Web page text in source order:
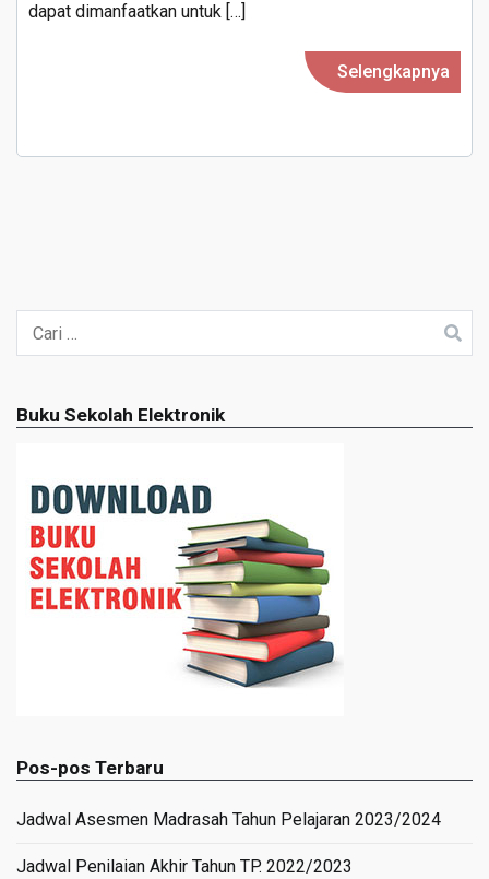
dapat dimanfaatkan untuk […]
Selengkapnya
Cari
untuk:
Buku Sekolah Elektronik
Pos-pos Terbaru
Jadwal Asesmen Madrasah Tahun Pelajaran 2023/2024
Jadwal Penilaian Akhir Tahun TP. 2022/2023